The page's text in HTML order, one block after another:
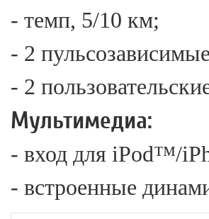
- темп, 5/10 км;
- 2
- 2
Мультимедиа:
- вход для iPod™/
- встроенные